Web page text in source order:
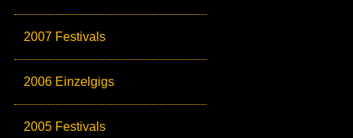
2007 Festivals
2006 Einzelgigs
2005 Festivals